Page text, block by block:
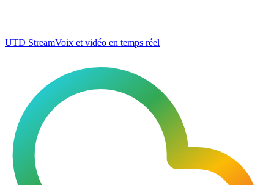
UTD StreamVoix et vidéo en temps réel